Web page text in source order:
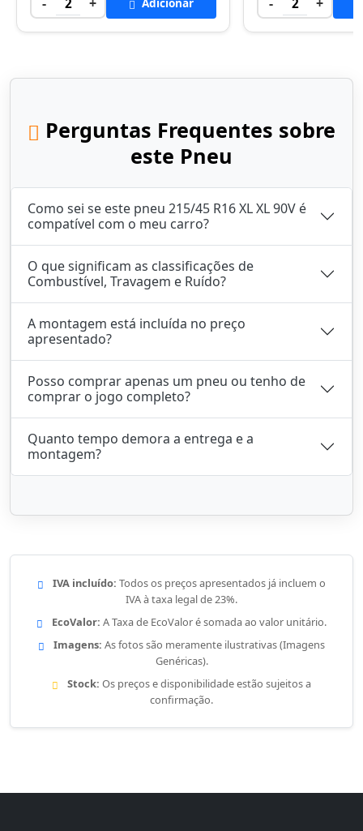
2 2
Perguntas Frequentes sobre
este Pneu
Como sei se este pneu 215/45 R16 XL XL 90V é
compatível com o meu carro?
O que significam as classificações de
Combustível, Travagem e Ruído?
A montagem está incluída no preço
apresentado?
Posso comprar apenas um pneu ou tenho de
comprar o jogo completo?
Quanto tempo demora a entrega e a
montagem?
IVA incluído: Todos os preços apresentados já incluem o
IVA à taxa legal de 23%.
EcoValor: A Taxa de EcoValor é somada ao valor unitário.
Imagens: As fotos são meramente ilustrativas (Imagens
Genéricas).
Stock: Os preços e disponibilidade estão sujeitos a
confirmação.